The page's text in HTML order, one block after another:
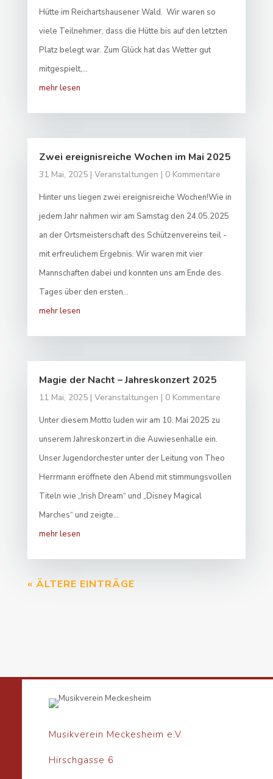
Hütte im Reichartshausener Wald. Wir waren so
viele Teilnehmer, dass die Hütte bis auf den letzten
Platz belegt war. Zum Glück hat das Wetter gut
mitgespielt,...
mehr lesen
Zwei ereignisreiche Wochen im Mai 2025
31 Mai, 2025| Veranstaltungen | 0 Kommentare
Hinter uns liegen zwei ereignisreiche Wochen!Wie in
jedem Jahr nahmen wir am Samstag den 24.05.2025
an der Ortsmeisterschaft des Schützenvereins teil -
mit erfreulichem Ergebnis. Wir waren mit vier
Mannschaften dabei und konnten uns am Ende des
Tages über den ersten...
mehr lesen
Magie der Nacht – Jahreskonzert 2025
11 Mai, 2025| Veranstaltungen | 0 Kommentare
Unter diesem Motto luden wir am 10. Mai 2025 zu
unserem Jahreskonzert in die Auwiesenhalle ein.
Unser Jugendorchester unter der Leitung von Theo
Herrmann eröffnete den Abend mit stimmungsvollen
Titeln wie „Irish Dream“ und „Disney Magical
Marches“ und zeigte...
mehr lesen
« ÄLTERE EINTRÄGE
Musikverein Meckesheim e.V.
Hirschgasse 6